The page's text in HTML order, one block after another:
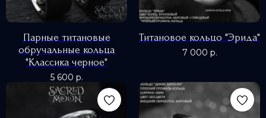
Парные титановые
обручальные кольца
"Классика черное"
5 600 р.
Титановое кольцо "Эрида"
7 000 р.